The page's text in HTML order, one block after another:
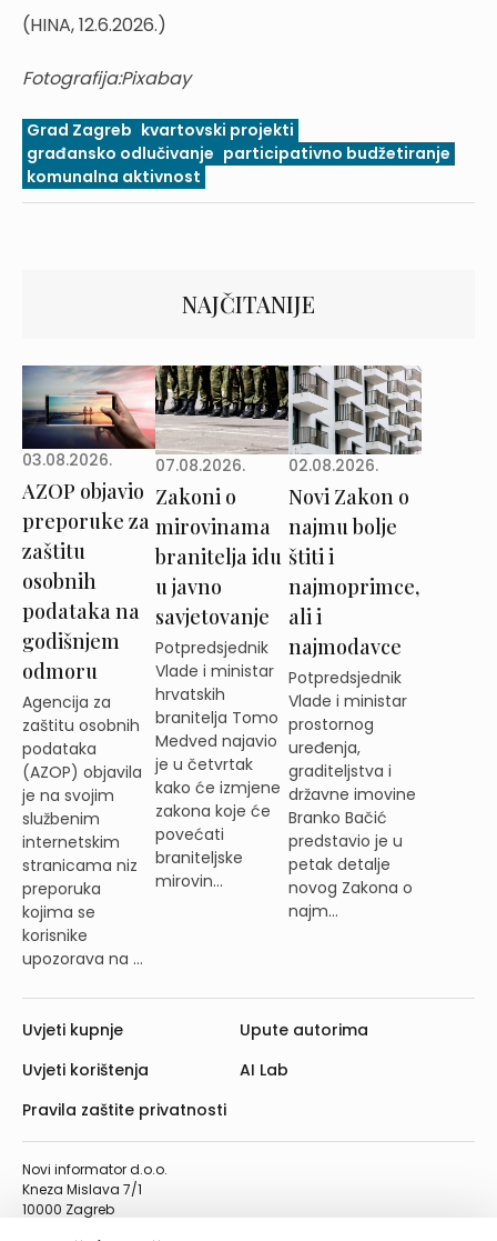
(HINA, 12.6.2026.)
Fotografija:Pixabay
Grad Zagreb kvartovski projekti
građansko odlučivanje participativno budžetiranje
komunalna aktivnost
NAJČITANIJE
03.08.2026.
AZOP objavio
preporuke za
zaštitu
osobnih
podataka na
godišnjem
odmoru
Agencija za
zaštitu osobnih
podataka
(AZOP) objavila
je na svojim
službenim
internetskim
stranicama niz
preporuka
kojima se
korisnike
upozorava na ...
07.08.2026.
Zakoni o
mirovinama
branitelja idu
u javno
savjetovanje
Potpredsjednik
Vlade i ministar
hrvatskih
branitelja Tomo
Medved najavio
je u četvrtak
kako će izmjene
zakona koje će
povećati
braniteljske
mirovin...
02.08.2026.
Novi Zakon o
najmu bolje
štiti i
najmoprimce,
ali i
najmodavce
Potpredsjednik
Vlade i ministar
prostornog
uređenja,
graditeljstva i
državne imovine
Branko Bačić
predstavio je u
petak detalje
novog Zakona o
najm...
Novi informator d.o.o.
Kneza Mislava 7/1
10000 Zagreb
Uvjeti kupnje
Uvjeti korištenja
Pravila zaštite privatnosti
Upute autorima
AI Lab